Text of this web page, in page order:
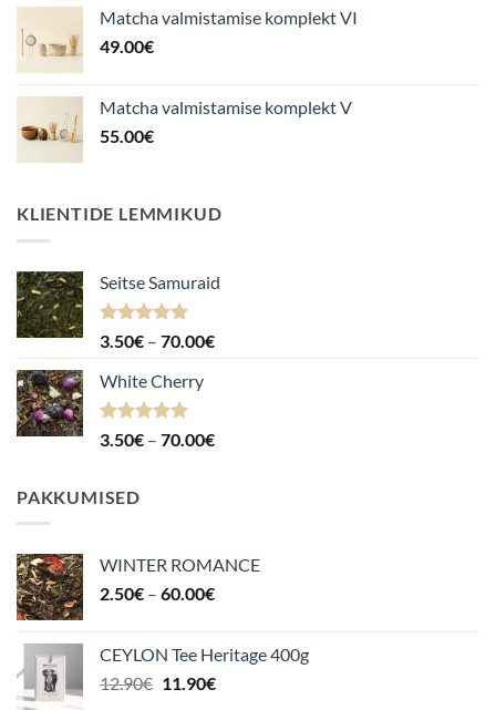
Matcha valmistamise komplekt VI
49.00€
Matcha valmistamise komplekt V
55.00€
KLIENTIDE LEMMIKUD
Seitse Samuraid
Hinnanguga
3.50€ – 70.00€Hinnavahemik:
White Cherry
Hinnanguga
3.50€ – 70.00€Hinnavahemik:
PAKKUMISED
WINTER ROMANCE
2.50€ – 60.00€Hinnavahemik:
60.00€
CEYLON Tee Heritage 400g
12.90€ Algne
11.90€Praegune